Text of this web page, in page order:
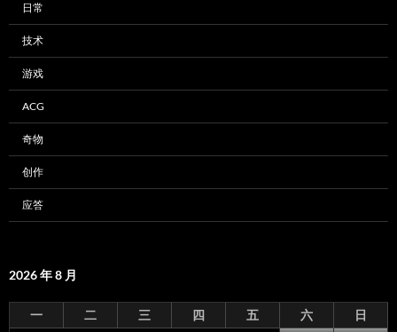
日常
技术
游戏
ACG
奇物
创作
应答
2026 年 8 月
一 二 三 四 五 六
日